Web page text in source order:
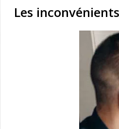
Les inconvénients